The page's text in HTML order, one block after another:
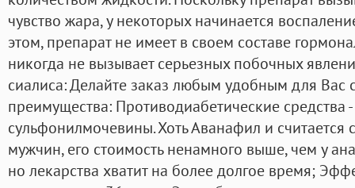
чувство жара, у некоторых начинается
этом, препарат не имеет в своем составе
никогда не вызывает серьезных побочных
сиалиса: Делайте заказ любым удобным для
преимущества: Противодиабетические средства
сульфонилмочевины. Хоть Аванафил и
мужчин, его стоимость ненамного выше, чем у
но лекарства хватит на более долгое время;